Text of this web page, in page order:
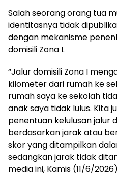
Salah seorang orang tua
identitasnya tidak
dengan mekanisme
domisili Zona I.
“Jalur domisili Zona I
kilometer dari rumah ke
rumah saya ke sekolah
anak saya tidak lulus. Kita
penentuan kelulusan jalur
berdasarkan jarak atau
skor yang ditampilkan
sedangkan jarak tidak
media ini, Kamis (11/6/